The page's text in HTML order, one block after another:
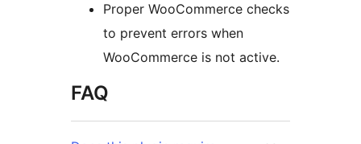
Proper WooCommerce checks
to prevent errors when
WooCommerce is not active.
FAQ